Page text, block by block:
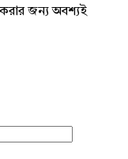
করার জন্য অবশ্যই